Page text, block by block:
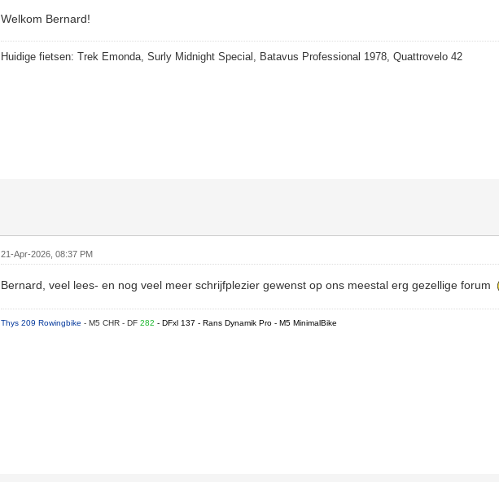
Welkom Bernard!
Huidige fietsen: Trek Emonda, Surly Midnight Special, Batavus Professional 1978, Quattrovelo 42
21-Apr-2026, 08:37 PM
Bernard, veel lees- en nog veel meer schrijfplezier gewenst op ons meestal erg gezellige forum
Thys 209 Rowingbike- M5 CHR - DF282- DFxl 137 - Rans Dynamik Pro - M5 MinimalBike